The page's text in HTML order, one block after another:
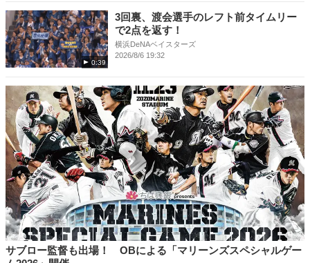
0:39
3回裏、渡会選手のレフト前タイムリー
で2点を返す！
横浜DeNAベイスターズ
2026/8/6 19:32
サブロー監督も出場！ OBによる「マリーンズスペシャルゲー